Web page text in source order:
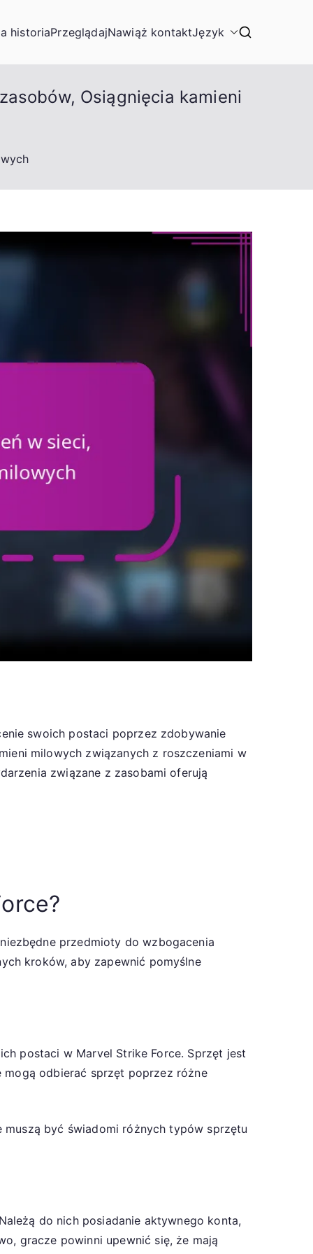
historiaPrzeglądajNawiąż kontaktJęzyk
Osiągnięcia kamieni
swoich postaci poprzez zdobywanie
milowych związanych z roszczeniami w
związane z zasobami oferują
przedmioty do wzbogacenia
kroków, aby zapewnić pomyślne
postaci w Marvel Strike Force. Sprzęt jest
odbierać sprzęt poprzez różne
być świadomi różnych typów sprzętu
do nich posiadanie aktywnego konta,
gracze powinni upewnić się, że mają